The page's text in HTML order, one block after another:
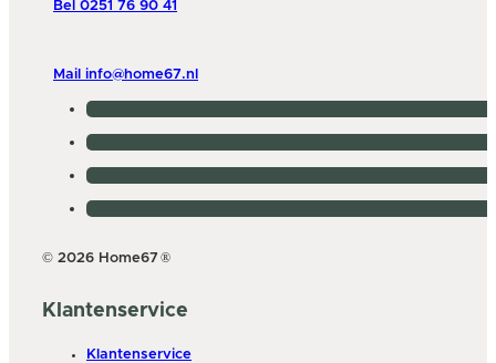
Bel 0251 76 90 41
Mail info@home67.nl
© 2026 Home67 ®
Klantenservice
Klantenservice